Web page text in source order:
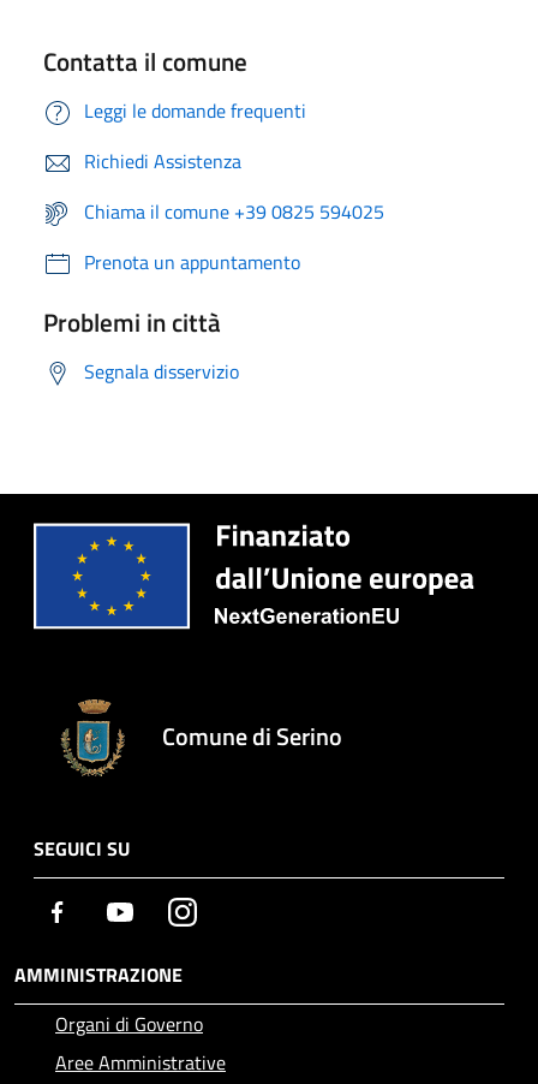
Contatta il comune
Leggi le domande frequenti
Richiedi Assistenza
Chiama il comune +39 0825 594025
Prenota un appuntamento
Problemi in città
Segnala disservizio
Comune di Serino
SEGUICI SU
Facebook YoutubeInstagram
AMMINISTRAZIONE
Organi di Governo
Aree Amministrative